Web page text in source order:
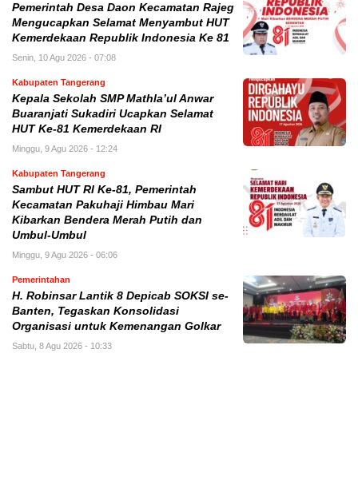
Pemerintah Desa Daon Kecamatan Rajeg
Mengucapkan Selamat Menyambut HUT
Kemerdekaan Republik Indonesia Ke 81
Senin, 10 Agu 2026 - 07:08
Kabupaten Tangerang
Kepala Sekolah SMP Mathla’ul Anwar
Buaranjati Sukadiri Ucapkan Selamat
HUT Ke-81 Kemerdekaan RI
Minggu, 9 Agu 2026 - 12:24
Kabupaten Tangerang
Sambut HUT RI Ke-81, Pemerintah
Kecamatan Pakuhaji Himbau Mari
Kibarkan Bendera Merah Putih dan
Umbul-Umbul
Minggu, 9 Agu 2026 - 06:06
Pemerintahan
H. Robinsar Lantik 8 Depicab SOKSI se-
Banten, Tegaskan Konsolidasi
Organisasi untuk Kemenangan Golkar
Sabtu, 8 Agu 2026 - 10:33